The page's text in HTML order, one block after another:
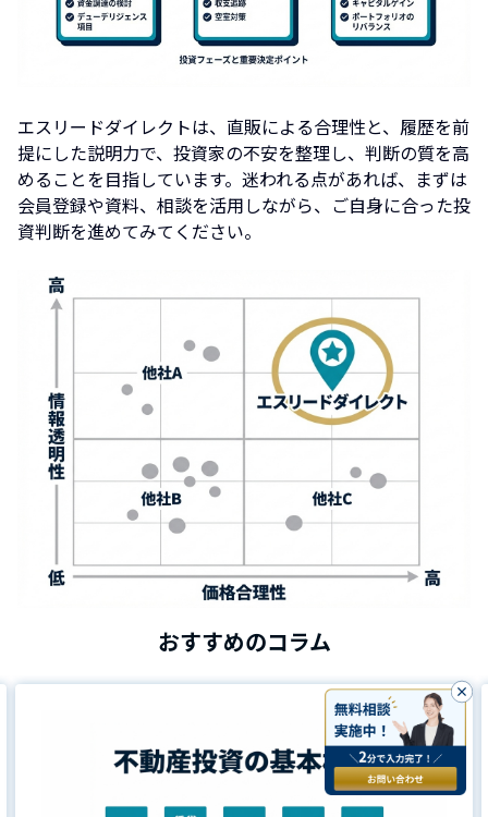
エスリードダイレクトは、直販による合理性と、履歴を前
提にした説明力で、投資家の不安を整理し、判断の質を高
めることを目指しています。迷われる点があれば、まずは
会員登録や資料、相談を活用しながら、ご自身に合った投
資判断を進めてみてください。
おすすめのコラム